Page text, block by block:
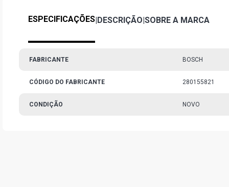
ESPECIFICAÇÕES|DESCRIÇÃO|SOBRE A MARCA
FABRICANTE BOSCH
CÓDIGO DO FABRICANTE 280155821
CONDIÇÃO NOVO